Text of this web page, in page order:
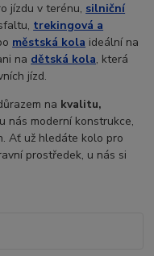
jízdu v terénu, silniční
trekingová a
městská kola ideální na
na dětská kola, která
jízd.
na kvalitu,
nás moderní konstrukce,
Ať už hledáte kolo pro
prostředek, u nás si